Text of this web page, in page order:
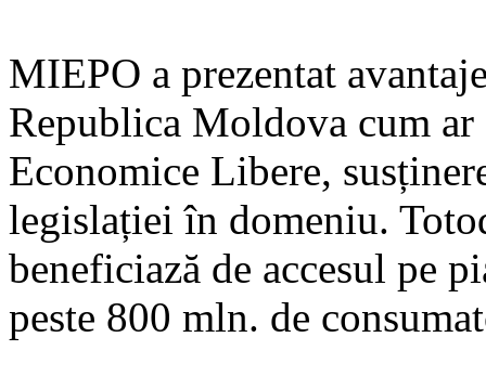
MIEPO a prezentat
Republica Moldova cum
Economice Libere,
legislației în domeniu.
beneficiază de accesul pe
peste 800 mln. de